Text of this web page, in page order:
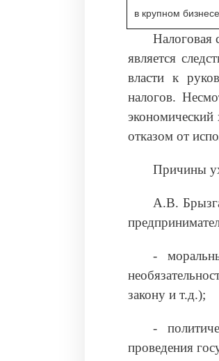
в крупном бизнесе
Налоговая
является
власти к
налогов.
экономический
отказом от
Причины
А.В.
‑
закону и т.д.);
‑
проведения